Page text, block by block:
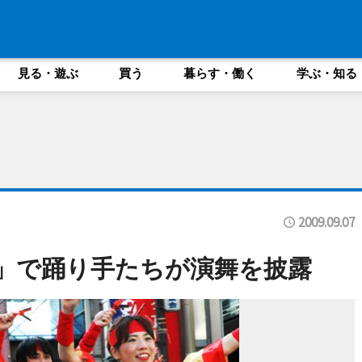
見る・遊ぶ 買う 暮らす・働く 学ぶ・知る
2009.09.07
踊り手たちが演舞を披露